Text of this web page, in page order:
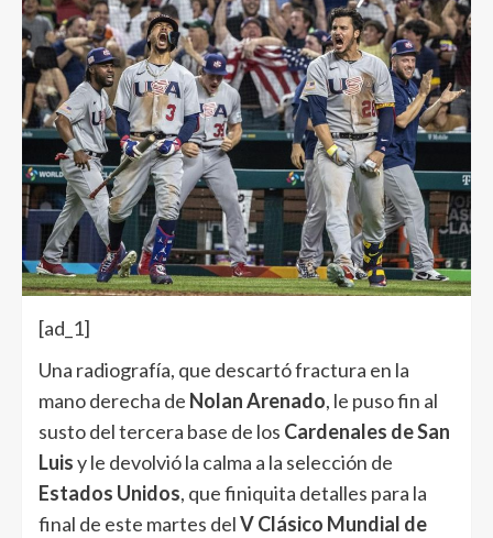
[ad_1]
Una radiografía, que descartó fractura en la
mano derecha de Nolan Arenado, le puso fin al
susto del tercera base de los Cardenales de San
Luisy le devolvió la calma a la selección de
Estados Unidos, que finiquita detalles para la
final de este martes delV Clásico Mundial de